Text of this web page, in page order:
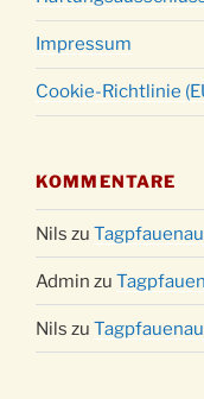
Impressum
Cookie-Richtlinie
KOMMENTARE
Nils zu
Admin zu
Nils zu